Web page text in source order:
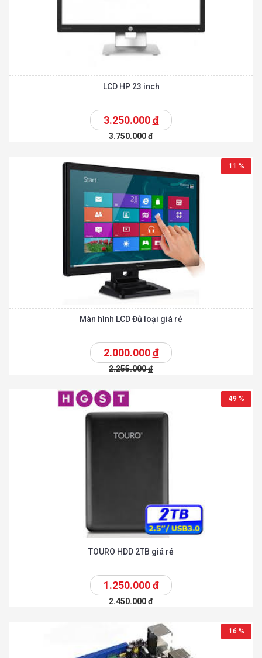
LCD HP 23 inch
3.250.000đ
3.750.000đ
11 %
Màn hình LCD Đủ loại giá rẻ
2.000.000đ
2.255.000đ
49 %
TOURO HDD 2TB giá rẻ
1.250.000đ
2.450.000đ
16 %